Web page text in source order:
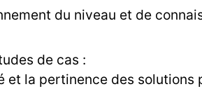
du niveau et de
de cas :
et la pertinence des